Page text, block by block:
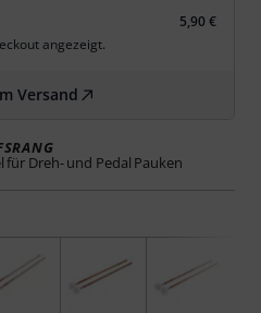
5,90 €
angezeigt.
Versand
für Dreh- und Pedal Pauken